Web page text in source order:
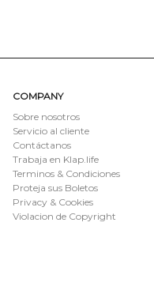
COMPANY
Sobre nosotros
Servicio al cliente
Contáctanos
Trabaja en Klap.life
Terminos & Condiciones
Proteja sus Boletos
Privacy & Cookies
Violacion de Copyright